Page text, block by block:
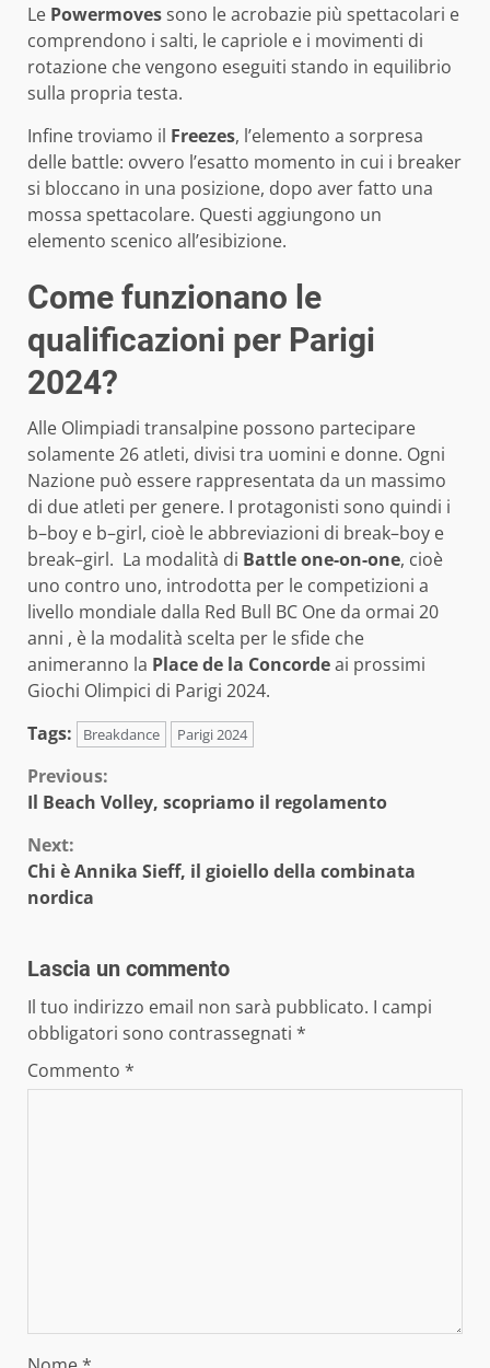
Le Powermovessono le acrobazie più spettacolari e
comprendono i salti, le capriole e i movimenti di
rotazione che vengono eseguiti stando in equilibrio
sulla propria testa.
Infine troviamo il Freezes, l’elemento a sorpresa
delle battle: ovvero l’esatto momento in cui i breaker
si bloccano in una posizione, dopo aver fatto una
mossa spettacolare. Questi aggiungono un
elemento scenico all’esibizione.
Come funzionano le
qualificazioni per Parigi
2024?
Alle Olimpiadi transalpine possono partecipare
solamente 26 atleti, divisi tra uomini e donne. Ogni
Nazione può essere rappresentata da un massimo
di due atleti per genere. I protagonisti sono quindi i
b–boy e b–girl, cioè le abbreviazioni di break–boy e
break–girl. La modalità di Battle one-on-one, cioè
uno contro uno, introdotta per le competizioni a
livello mondiale dalla Red Bull BC One da ormai 20
anni , è la modalità scelta per le sfide che
animeranno la Place de la Concordeai prossimi
Giochi Olimpici di Parigi 2024.
Tags:
Breakdance Parigi 2024
Continue
Reading
Previous:
Il Beach Volley, scopriamo il regolamento
Next:
Chi è Annika Sieff, il gioiello della combinata
nordica
Lascia un commento
Il tuo indirizzo email non sarà pubblicato. I campi
obbligatori sono contrassegnati *
Commento *